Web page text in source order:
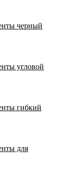
черный
угловой
гибкий
для